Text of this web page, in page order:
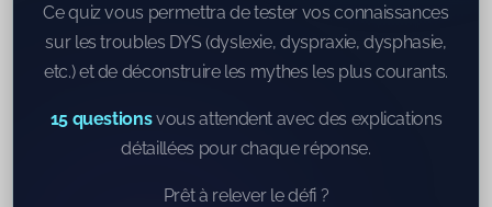
Ce quiz vous permettra de tester vos connaissances
sur les troubles DYS (dyslexie, dyspraxie, dysphasie,
etc.) et de déconstruire les mythes les plus courants.
15 questionsvous attendent avec des explications
détaillées pour chaque réponse.
Prêt à relever le défi ?